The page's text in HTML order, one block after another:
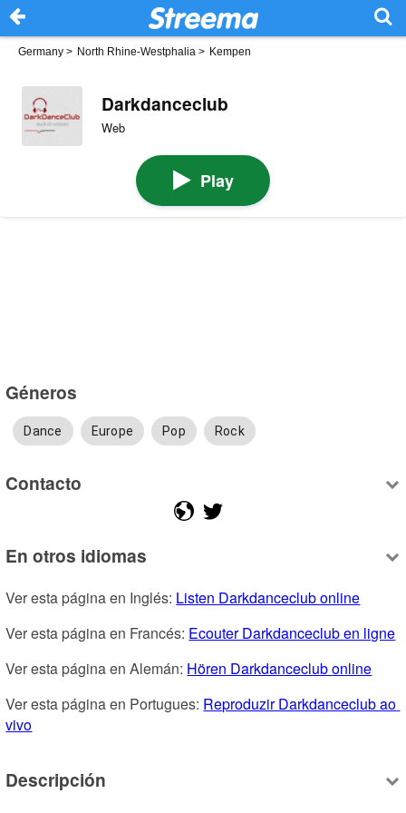
Germany > North Rhine-Westphalia > Kempen
Darkdanceclub
Web
Play
Géneros
Dance Europe Pop Rock
Contacto
En otros idiomas
Ver esta página en Inglés: Listen Darkdanceclub online
Ver esta página en Francés: Ecouter Darkdanceclub en ligne
Ver esta página en Alemán: Hören Darkdanceclub online
Ver esta página en Portugues: Reproduzir Darkdanceclub ao
vivo
Descripción